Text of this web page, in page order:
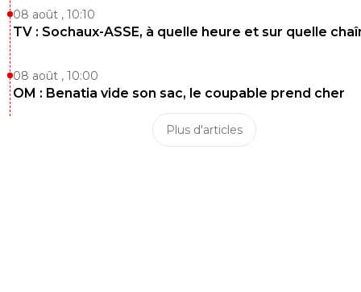
08 août , 10:10
TV : Sochaux-ASSE, à quelle heure et sur quelle
08 août , 10:00
OM : Benatia vide son sac, le coupable prend cher
Plus d'articles